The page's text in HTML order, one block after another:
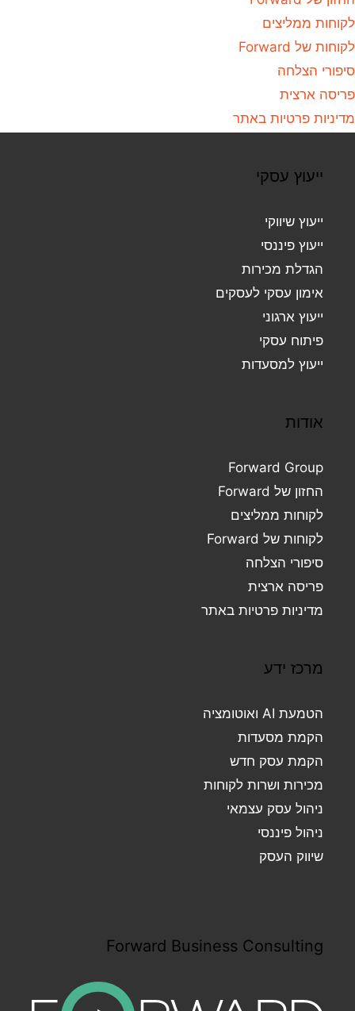
לקוחות ממליצים
לקוחות של Forward
סיפורי הצלחה
פריסה ארצית
מדיניות פרטיות באתר
ייעוץ עסקי
ייעוץ שיווקי
ייעוץ פיננסי
הגדלת מכירות
אימון עסקי לעסקים
ייעוץ ארגוני
פיתוח עסקי
ייעוץ למסעדות
אודות
Forward Group
החזון של Forward
לקוחות ממליצים
לקוחות של Forward
סיפורי הצלחה
פריסה ארצית
מדיניות פרטיות באתר
מרכז ידע
הטמעת AI ואוטומציה
הקמת מסעדות
הקמת עסק חדש
מכירות ושרות לקוחות
ניהול עסק עצמאי
ניהול פיננסי
שיווק העסק
Forward Business Consulting